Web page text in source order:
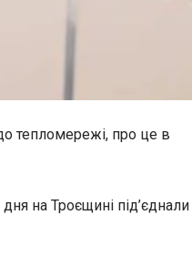
тепломережі, про це в
на Троєщині під’єднали